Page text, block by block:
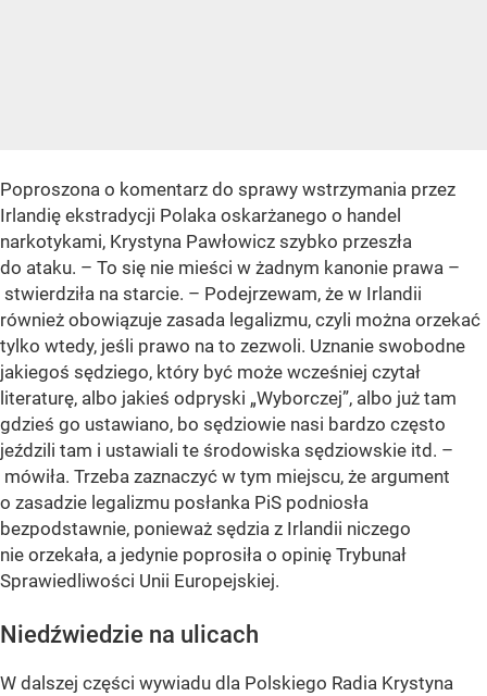
Poproszona o komentarz do sprawy wstrzymania przez
Irlandię ekstradycji Polaka oskarżanego o handel
narkotykami, Krystyna Pawłowicz szybko przeszła
do ataku. – To się nie mieści w żadnym kanonie prawa –
stwierdziła na starcie. – Podejrzewam, że w Irlandii
również obowiązuje zasada legalizmu, czyli można orzekać
tylko wtedy, jeśli prawo na to zezwoli. Uznanie swobodne
jakiegoś sędziego, który być może wcześniej czytał
literaturę, albo jakieś odpryski „Wyborczej”, albo już tam
gdzieś go ustawiano, bo sędziowie nasi bardzo często
jeździli tam i ustawiali te środowiska sędziowskie itd. –
mówiła. Trzeba zaznaczyć w tym miejscu, że argument
o zasadzie legalizmu posłanka PiS podniosła
bezpodstawnie, ponieważ sędzia z Irlandii niczego
nie orzekała, a jedynie poprosiła o opinię Trybunał
Sprawiedliwości Unii Europejskiej.
Niedźwiedzie na ulicach
W dalszej części wywiadu dla Polskiego Radia Krystyna